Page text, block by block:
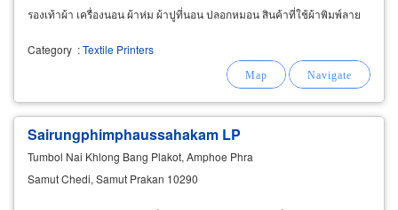
รองเท้าผ้า เครื่องนอน ผ้าห่ม ผ้าปูที่นอน ปลอกหมอน สินค้าที่ใช้ผ้าพิมพ์ลาย
Category :Textile Printers
Sairungphimphaussahakam LP
Tumbol Nai Khlong Bang Plakot, Amphoe Phra
Samut Chedi, Samut Prakan 10290